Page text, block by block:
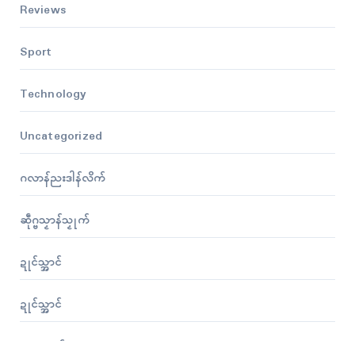
Reviews
Sport
Technology
Uncategorized
ဂလာန်ညးဒါန်လိက်
ဆဵုဂ္ဗသၟာန်သၟုက်
ဍုၚ်သ္အာၚ်
ဍုၚ်သ္အာၚ်